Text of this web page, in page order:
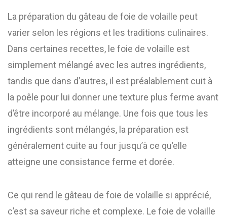
La préparation du gâteau de foie de volaille peut
varier selon les régions et les traditions culinaires.
Dans certaines recettes, le foie de volaille est
simplement mélangé avec les autres ingrédients,
tandis que dans d’autres, il est préalablement cuit à
la poêle pour lui donner une texture plus ferme avant
d’être incorporé au mélange. Une fois que tous les
ingrédients sont mélangés, la préparation est
généralement cuite au four jusqu’à ce qu’elle
atteigne une consistance ferme et dorée.
Ce qui rend le gâteau de foie de volaille si apprécié,
c’est sa saveur riche et complexe. Le foie de volaille